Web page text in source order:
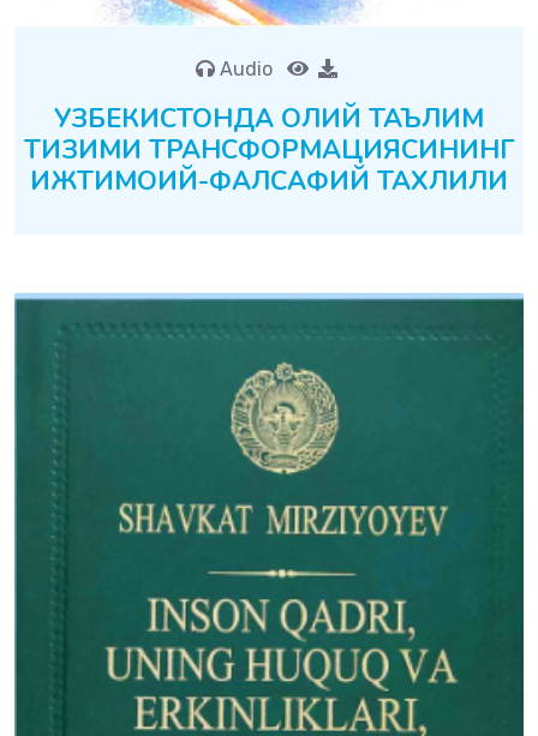
Audio
УЗБЕКИСТОНДА ОЛИЙ ТАЪЛИМ
ТИЗИМИ ТРАНСФОРМАЦИЯСИНИНГ
ИЖТИМОИЙ-ФАЛСАФИЙ ТАХЛИЛИ